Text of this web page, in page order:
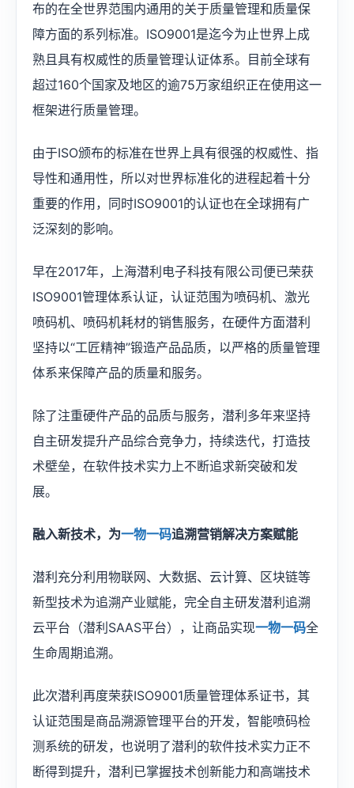
布的在全世界范围内通用的关于质量管理和质量保
障方面的系列标准。ISO9001是迄今为止世界上成
熟且具有权威性的质量管理认证体系。目前全球有
超过160个国家及地区的逾75万家组织正在使用这一
框架进行质量管理。
由于ISO颁布的标准在世界上具有很强的权威性、指
导性和通用性，所以对世界标准化的进程起着十分
重要的作用，同时ISO9001的认证也在全球拥有广
泛深刻的影响。
早在2017年，上海潜利电子科技有限公司便已荣获
ISO9001管理体系认证，认证范围为喷码机、激光
喷码机、喷码机耗材的销售服务，在硬件方面潜利
坚持以“工匠精神”锻造产品品质，以严格的质量管理
体系来保障产品的质量和服务。
除了注重硬件产品的品质与服务，潜利多年来坚持
自主研发提升产品综合竞争力，持续迭代，打造技
术壁垒，在软件技术实力上不断追求新突破和发
展。
融入新技术，为一物一码追溯营销解决方案赋能
潜利充分利用物联网、大数据、云计算、区块链等
新型技术为追溯产业赋能，完全自主研发潜利追溯
云平台（潜利SAAS平台），让商品实现一物一码全
生命周期追溯。
此次潜利再度荣获ISO9001质量管理体系证书，其
认证范围是商品溯源管理平台的开发，智能喷码检
测系统的研发，也说明了潜利的软件技术实力正不
断得到提升，潜利已掌握技术创新能力和高端技术